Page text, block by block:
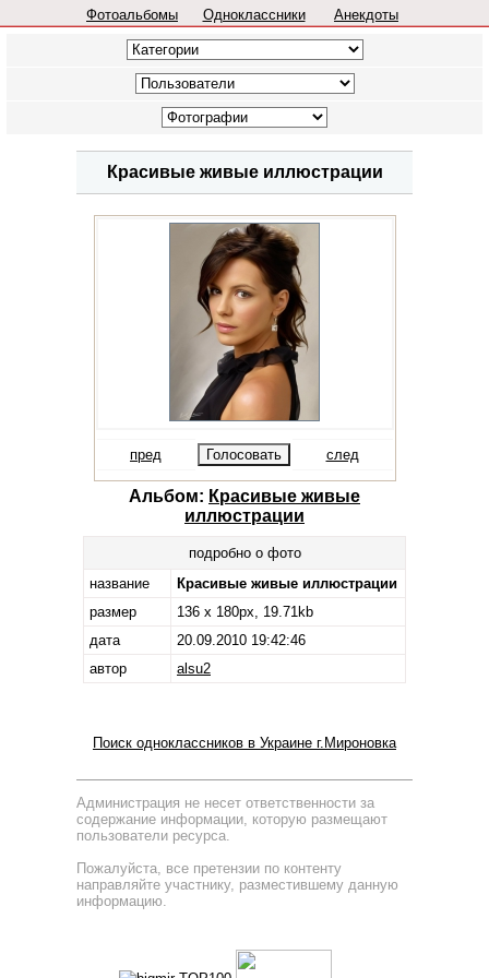
Фотоальбомы Одноклассники Анекдоты
Красивые живые иллюстрации
пред след
Альбом: Красивые живые
иллюстрации
подробно о фото
название
Красивые живые иллюстрации
размер
136 x 180px, 19.71kb
дата
20.09.2010 19:42:46
автор
alsu2
Поиск одноклассников в Украине г.Мироновка
Администрация не несет ответственности за
содержание информации, которую размещают
пользователи ресурса.
Пожалуйста, все претензии по контенту
направляйте участнику, разместившему данную
информацию.